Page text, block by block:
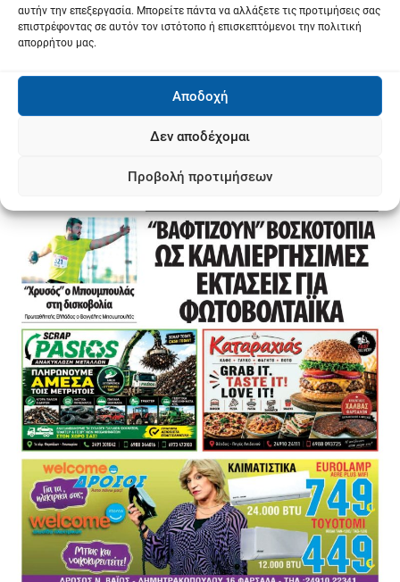
αυτήν την επεξεργασία. Μπορείτε πάντα να αλλάξετε τις προτιμήσεις σας
επιστρέφοντας σε αυτόν τον ιστότοπο ή επισκεπτόμενοι την πολιτική
απορρήτου μας.
Αποδοχή
Δεν αποδέχομαι
Προβολή προτιμήσεων